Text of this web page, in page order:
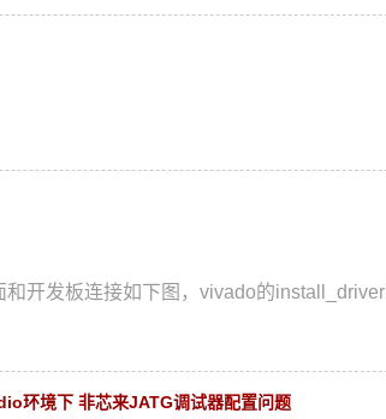
开发板连接如下图，vivado的
环境下 非芯来JATG调试器配置问题